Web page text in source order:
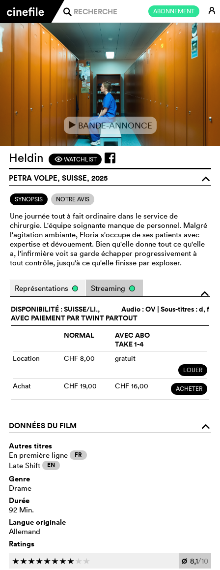
ABONNEMENT E
j
eBANDE-ANNONCE
Heldin FWATCHLIST
PETRA VOLPE, SUISSE, 2025 o
SYNOPSIS NOTRE AVIS
Une journée tout à fait ordinaire dans le service de
chirurgie. L'équipe soignante manque de personnel. Malgré
l'agitation ambiante, Floria s'occupe de ses patients avec
expertise et dévouement. Bien qu'elle donne tout ce qu'elle
a, l'infirmière voit sa garde échapper progressivement à
tout contrôle, jusqu'à ce qu'elle finisse par exploser.
o
Représentations Streaming
Audio :OV | Sous-titres : d, f
DISPONIBILITÉ : SUISSE/LI.,
AVEC PAIEMENT PAR TWINT PARTOUT
NORMAL
AVEC ABO
TAKE 1-4
Location CHF 8,00 gratuit
LOUER
Achat CHF 19,00 CHF 16,00 ACHETER
DONNÉES DU FILM o
Autres titres
En première ligne FR
Late Shift EN
Genre
Drame
Durée
92 Min.
Langue originale
Allemand
Ratings
cccccccc c c Ø 8,1/10